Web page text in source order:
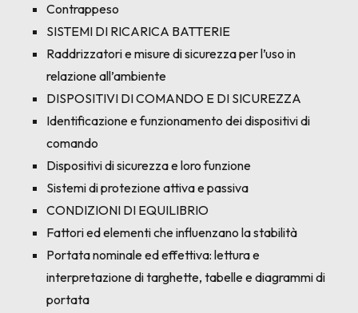
Contrappeso
SISTEMI DI RICARICA BATTERIE
Raddrizzatori e misure di sicurezza per l’uso in
relazione all’ambiente
DISPOSITIVI DI COMANDO E DI SICUREZZA
Identificazione e funzionamento dei dispositivi di
comando
Dispositivi di sicurezza e loro funzione
Sistemi di protezione attiva e passiva
CONDIZIONI DI EQUILIBRIO
Fattori ed elementi che influenzano la stabilità
Portata nominale ed effettiva: lettura e
interpretazione di targhette, tabelle e diagrammi di
portata